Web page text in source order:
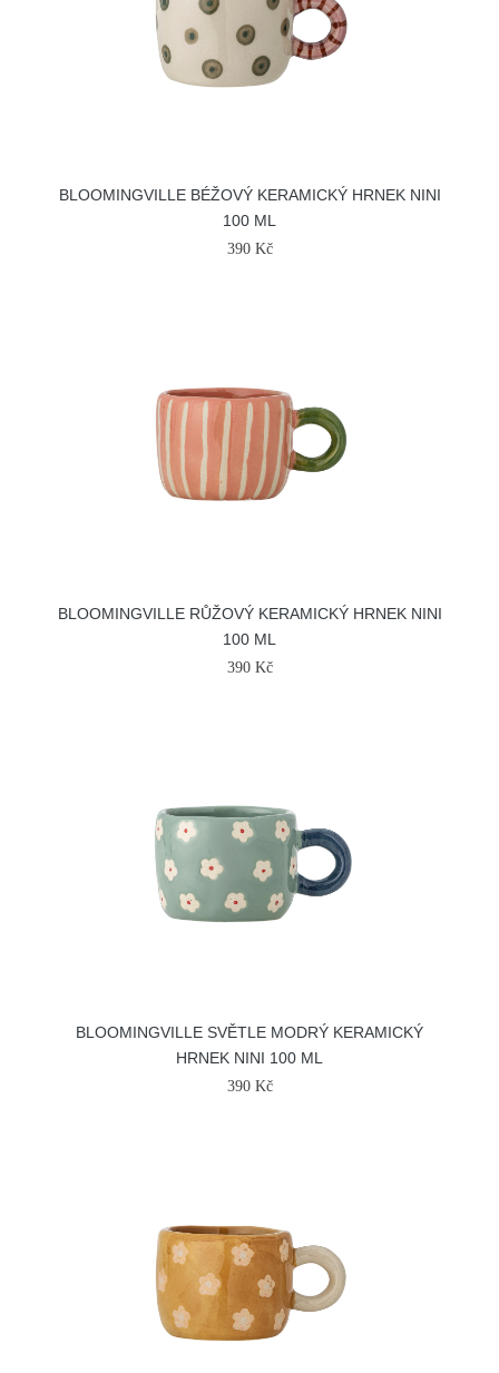
BLOOMINGVILLE BÉŽOVÝ KERAMICKÝ HRNEK NINI
100 ML
390 Kč
BLOOMINGVILLE RŮŽOVÝ KERAMICKÝ HRNEK NINI
100 ML
390 Kč
BLOOMINGVILLE SVĚTLE MODRÝ KERAMICKÝ
HRNEK NINI 100 ML
390 Kč